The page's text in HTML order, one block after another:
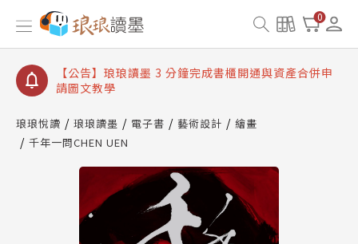
0
【公告】琅琅讀墨數位閱讀資產合併與書櫃開通申請
【公告】琅琅讀墨書櫃開通常見問題
【公告】琅琅讀墨 3 分鐘完成書櫃開通與資產合併申
請圖文教學
查詢
【公告】琅琅讀墨數位閱讀資產合併與書櫃開通申請
琅琅悅讀 琅琅讀墨 電子書 藝術設計
繪畫
千年一問CHEN UEN